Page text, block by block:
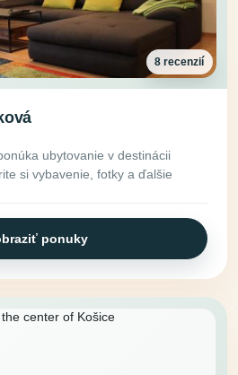
8 recenzií
ubytovanie v destinácii
si vybavenie, fotky a ďalšie
ponuky